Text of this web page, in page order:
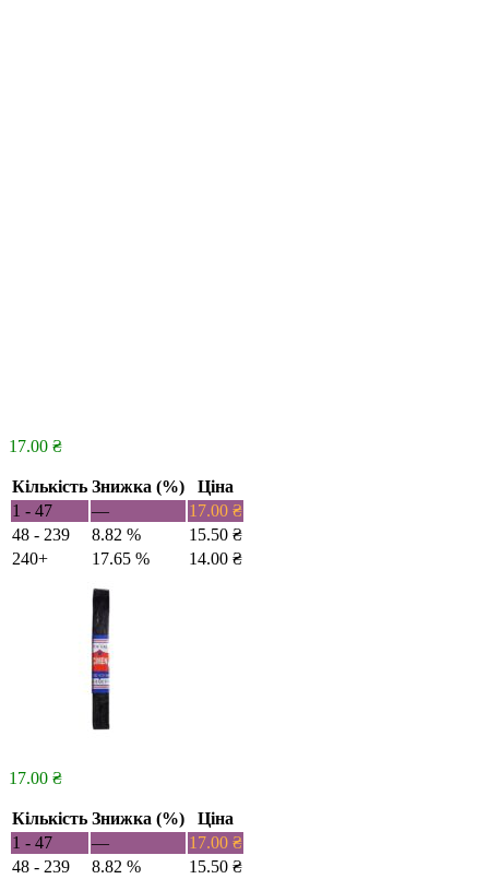
17.00 ₴
Кількість Знижка (%)
Ціна
1 - 47
— 17.00 ₴
48 - 239
8.82 % 15.50 ₴
240+
17.65 % 14.00 ₴
17.00 ₴
Кількість Знижка (%)
Ціна
1 - 47
— 17.00 ₴
48 - 239
8.82 % 15.50 ₴